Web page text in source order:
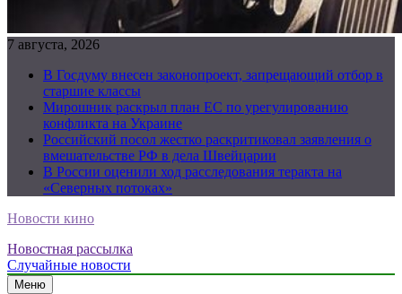
7 августа, 2026
В Госдуму внесен законопроект, запрещающий отбор в
старшие классы
Мирошник раскрыл план ЕС по урегулированию
конфликта на Украине
Российский посол жестко раскритиковал заявления о
вмешательстве РФ в дела Швейцарии
В России оценили ход расследования теракта на
«Северных потоках»
Новости кино
Новостная рассылка
Случайные новости
Меню